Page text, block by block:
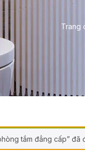
Trang
tắm đẳng cấp” đã